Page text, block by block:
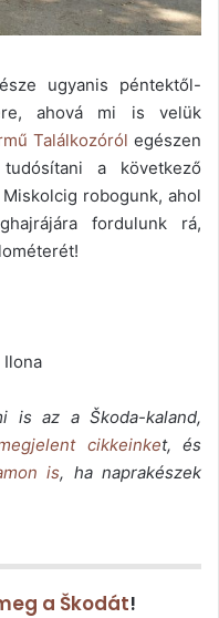
ugyanis péntektől-
ahová mi is velük
Találkozóról egészen
a következő
robogunk, ahol
fordulunk rá,
Ilona
is az a Škoda-kaland,
cikkeinket, és
is, ha naprakészek
a Škodát!